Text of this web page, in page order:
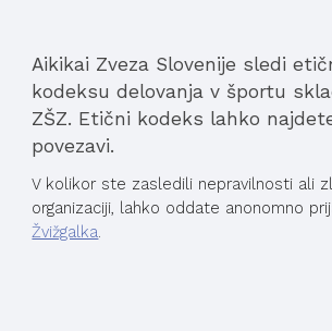
Aikikai Zveza Slovenije sledi
kodeksu delovanja v športu
ZŠZ. Etični kodeks lahko
povezavi.
V kolikor ste zasledili nepravilnosti ali
Žvižgalka.